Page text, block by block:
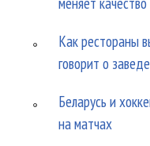
Как рестораны
говорит о
Беларусь и
на матчах